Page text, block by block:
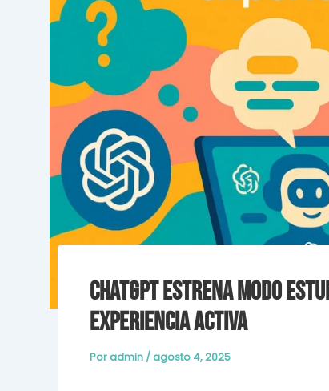
ChatGPT estrena modo
experiencia activa
Poradmin /agosto 4, 2025